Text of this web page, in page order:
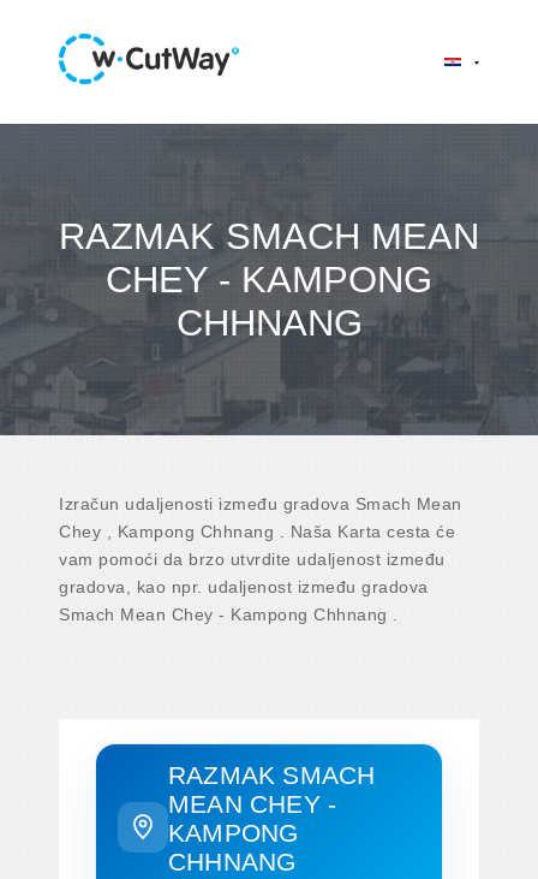
RAZMAK SMACH MEAN
CHEY - KAMPONG
CHHNANG
Izračun udaljenosti između gradova Smach Mean
Chey , Kampong Chhnang . Naša Karta cesta će
vam pomoći da brzo utvrdite udaljenost između
gradova, kao npr. udaljenost između gradova
Smach Mean Chey - Kampong Chhnang .
RAZMAK SMACH
MEAN CHEY -
KAMPONG
CHHNANG